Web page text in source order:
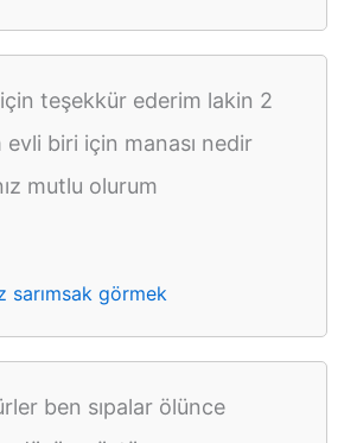
teşekkür ederim lakin 2
evli biri için manası nedir
mutlu olurum
sarımsak görmek
ben sıpalar ölünce